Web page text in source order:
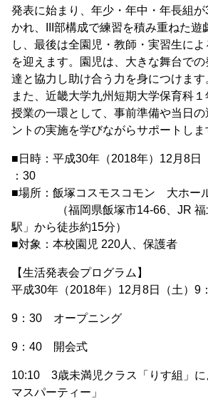
発表に始まり、年少・年中・年長組
かれ、III部構成で練習を積み重ねた遊
し、最後は全園児・教師・実習生に
を迎えます。園児は、大きな舞台で
達と協力し助け合う力を身につけます
また、近畿大学九州短期大学保育科
授業の一環として、事前準備や当日
ントの実施を学びながらサポートしま
■日時：平成30年（2018年）12月8
：30
■場所：飯塚コスモスコモン 大ホー
（福岡県飯塚市14-66、JR 福北
駅」から徒歩約15分）
■対象：本校園児 220人、保護者
【生活発表会プログラム】
平成30年（2018年）12月8日（土）9
9：30 オープニング
9：40 開会式
10:10 3歳未満児クラス「りす組」に
マスパーティー」